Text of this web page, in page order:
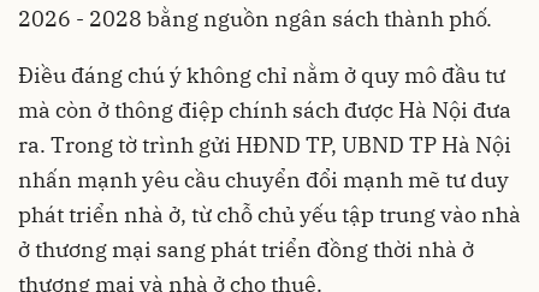
2026 - 2028 bằng nguồn ngân sách thành phố.
Điều đáng chú ý không chỉ nằm ở quy mô đầu tư
mà còn ở thông điệp chính sách được Hà Nội đưa
ra. Trong tờ trình gửi HĐND TP, UBND TP Hà Nội
nhấn mạnh yêu cầu chuyển đổi mạnh mẽ tư duy
phát triển nhà ở, từ chỗ chủ yếu tập trung vào nhà
ở thương mại sang phát triển đồng thời nhà ở
thương mại và nhà ở cho thuê.